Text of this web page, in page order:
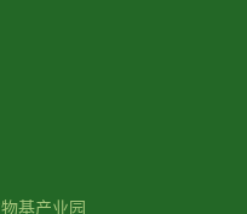
基产业园